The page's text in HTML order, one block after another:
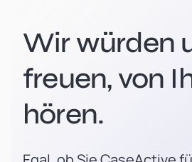
Wir würden
freuen, von
hören.